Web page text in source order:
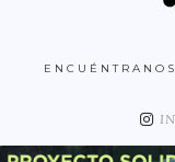
DISTRITO
DISTRITO